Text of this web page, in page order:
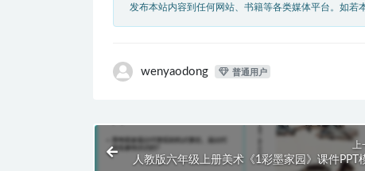
发布本站内容到任何网站、书籍等各类媒体平台。如若
wenyaodong 普通用户
人教版六年级上册美术《1彩墨家园》课件PPT